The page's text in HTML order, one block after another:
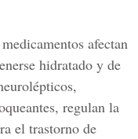
afectan
hidratado y de
regulan la
el trastorno de